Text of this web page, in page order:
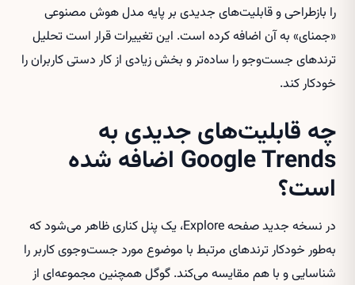
را بازطراحی و قابلیت‌های جدیدی بر پایه مدل هوش مصنوعی
«جمنای» به آن اضافه کرده است. این تغییرات قرار است تحلیل
ترندهای جست‌وجو را ساده‌تر و بخش زیادی از کار دستی کاربران را
خودکار کند.
چه قابلیت‌های جدیدی به
Google Trends اضافه شده
است؟
در نسخه جدید صفحه Explore، یک پنل کناری ظاهر می‌شود که
به‌طور خودکار ترندهای مرتبط با موضوع مورد جست‌وجوی کاربر را
شناسایی و با هم مقایسه می‌کند. گوگل همچنین مجموعه‌ای از